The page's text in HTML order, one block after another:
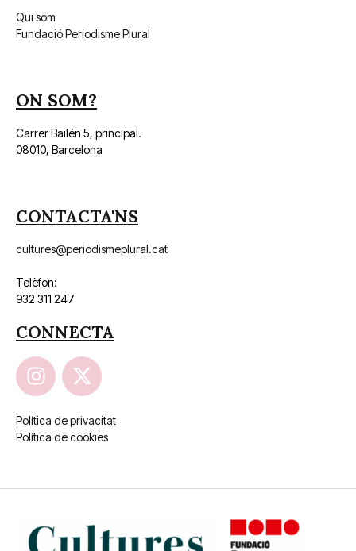
Qui som
Fundació Periodisme Plural
ON SOM?
Carrer Bailén 5, principal.
08010, Barcelona
CONTACTA'NS
cultures@periodismeplural.cat
Telèfon:
932 311 247
CONNECTA
Política de privacitat
Política de cookies